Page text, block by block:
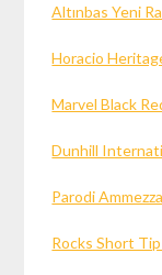
Altınbas Yeni
Horacio
Marvel Black
Dunhill
Parodi
Rocks Short Tip